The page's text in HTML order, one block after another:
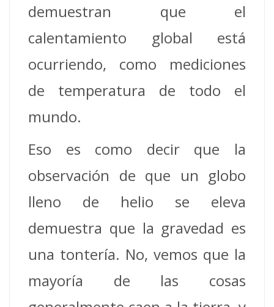
demuestran que el
calentamiento global está
ocurriendo, como mediciones
de temperatura de todo el
mundo.
Eso es como decir que la
observación de que un globo
lleno de helio se eleva
demuestra que la gravedad es
una tontería. No, vemos que la
mayoría de las cosas